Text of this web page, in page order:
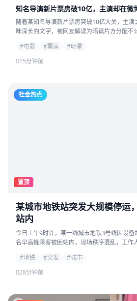
知名导演新片票房破10亿，主演却在微
随着某知名导演新片票房突破10亿大关，主
味深长的文字，被网友解读为暗讽片方分配不
#电影
#票房
#明星
15分钟前
社会热点
置顶
某城市地铁站突发大规模停运
站内
今日上午9时许，某一线城市地铁3号线因设
名早高峰乘客被困站内，现场秩序混乱，工作
#地铁
#突发
#城市
28分钟前